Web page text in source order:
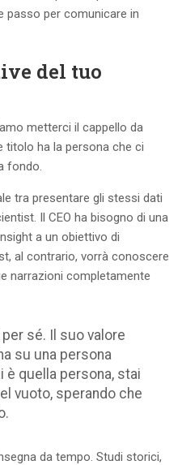
passo per comunicare in
del tuo
metterci il cappello da
titolo ha la persona che ci
fondo.
tra presentare gli stessi dati
Il CEO ha bisogno di una
a un obiettivo di
al contrario, vorrà conoscere
narrazioni completamente
sé. Il suo valore
su una persona
è quella persona, stai
vuoto, sperando che
da tempo. Studi storici,